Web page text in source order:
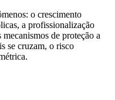
o crescimento
a profissionalização
de proteção a
se cruzam, o risco